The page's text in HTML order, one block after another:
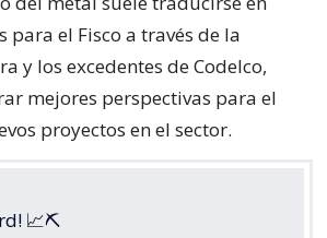
para el Fisco a través de la
y los excedentes de Codelco,
mejores perspectivas para el
proyectos en el sector.
📈⛏️